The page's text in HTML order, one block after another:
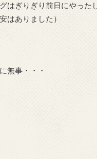
はぎりぎり前日にやった
はありました）
無事・・・